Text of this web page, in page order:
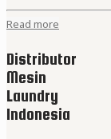
Read more
Distributor
Mesin
Laundry
Indonesia